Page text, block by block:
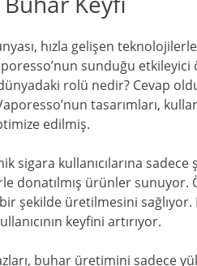
hızla gelişen
sunduğu etkileyici
rolü nedir? Cevap
tasarımları,
edilmiş.
sigara kullanıcılarına sadece
donatılmış ürünler sunuyor.
şekilde üretilmesini
keyfini artırıyor.
buhar üretimini sadece